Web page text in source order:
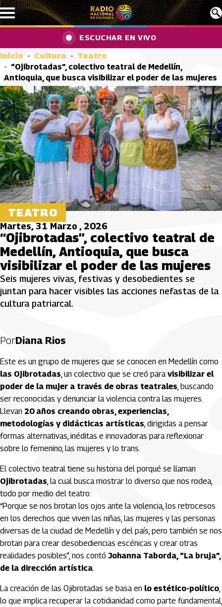
Pasar al contenido principal
ESCUCHAR EN VIVO
Inicio Cultura
Teatro
“Ojibrotadas”, colectivo teatral de Medellín,
Antioquia, que busca visibilizar el poder de las mujeres
TEATRO
Martes, 31 Marzo , 2026
“Ojibrotadas”, colectivo teatral de
Medellín, Antioquia, que busca
visibilizar el poder de las mujeres
Seis mujeres vivas, festivas y desobedientes se
juntan para hacer visibles las acciones nefastas de la
cultura patriarcal.
PorDiana Rios
Este es un grupo de mujeres que se conocen en Medellín como
las Ojibrotadas, un colectivo que se creó paravisibilizar el
poder de la mujer a través de obras teatrales, buscando
ser reconocidas y denunciar la violencia contra las mujeres.
Llevan 20 años creando obras, experiencias,
metodologías y didácticas artísticas, dirigidas a pensar
formas alternativas, inéditas e innovadoras para reflexionar
sobre lo femenino, las mujeres y lo trans.
El colectivo teatral tiene su historia del porqué se llaman
Ojibrotadas, la cual busca mostrar lo diverso que nos rodea,
todo por medio del teatro:
“Porque se nos brotan los ojos ante la violencia, los retrocesos
en los derechos que viven las niñas, las mujeres y las personas
diversas de la ciudad de Medellín y del país, pero también se nos
brotan para crear desobediencias escénicas y crear otras
realidades posibles”, nos contó Johanna Taborda, “La bruja”,
de la dirección artística.
La creación de las Ojibrotadas se basa en lo estético-político,
lo que implica recuperar la cotidianidad como parte fundamental,